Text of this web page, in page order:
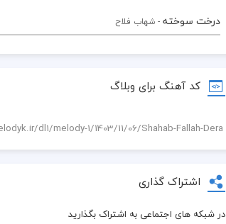
درخت سوخته - شهاب فلاح
کد آهنگ برای وبلاگ
اشتراک گذاری
در شبکه های اجتماعی به اشتراک بگذارید